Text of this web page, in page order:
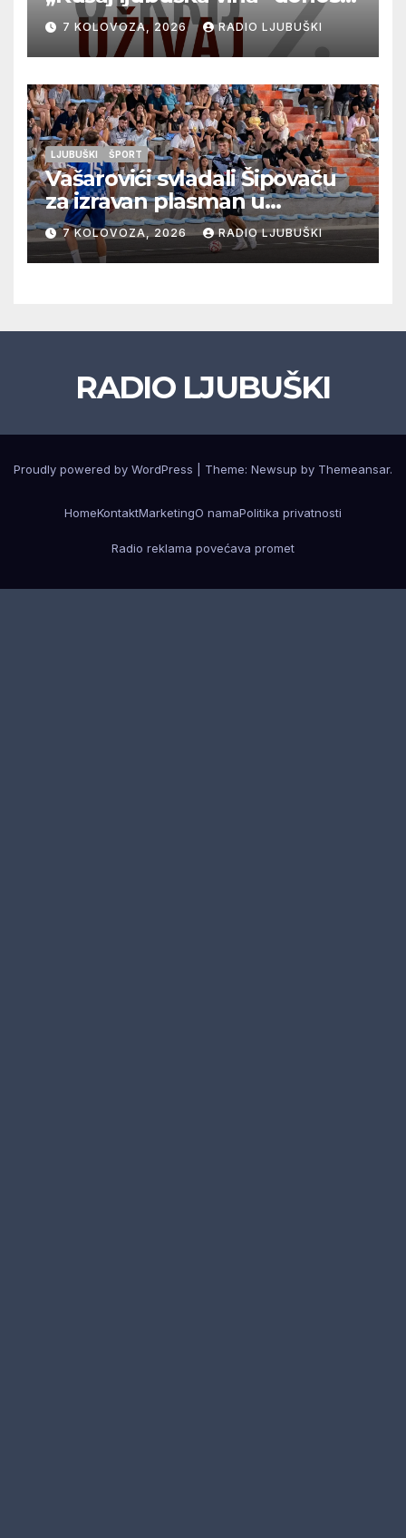
vrhunska vina, gastronomiju i
glazbu
7 KOLOVOZA, 2026 RADIO LJUBUŠKI
LJUBUŠKI ŠPORT
Vašarovići svladali Šipovaču
za izravan plasman u
četvrtfinale, Grab izborio
prolazak dalje, Klobuk ispao,
večeras počinje četvrtfinale
7 KOLOVOZA, 2026 RADIO LJUBUŠKI
RADIO LJUBUŠKI
Proudly powered by WordPress Theme: Newsup by Themeansar.
HomeKontaktMarketingO namaPolitika privatnosti
Radio reklama povećava promet